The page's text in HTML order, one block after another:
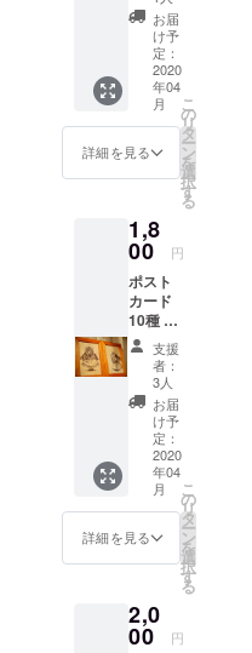
セージ
お届
け予
定：
2020
年04
月
詳細を見る
こ
の
リ
タ
ー
ン
を
選
択
す
る
1,8
00 円
ポスト
カード
10種 お
礼のお
手紙支援
者：
3人
お届
け予
定：
2020
年04
月
詳細を見る
こ
の
リ
タ
ー
ン
を
選
択
す
る
2,0
00 円